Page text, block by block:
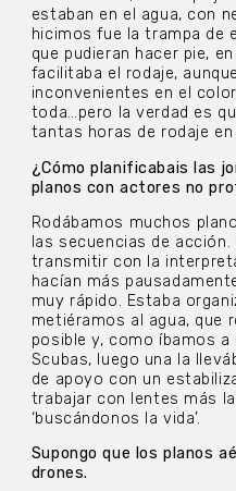
estaban en el agua, con
hicimos fue la trampa de
que pudieran hacer pie,
facilitaba el rodaje,
inconvenientes en el
toda…pero la verdad es
tantas horas de rodaje en
¿Cómo planificabais las
planos con actores no
Rodábamos muchos
las secuencias de acción.
transmitir con la
hacían más
muy rápido. Estaba
metiéramos al agua, que
posible y, como íbamos
Scubas, luego una la
de apoyo con un
trabajar con lentes más
‘buscándonos la vida’.
Supongo que los planos
drones.